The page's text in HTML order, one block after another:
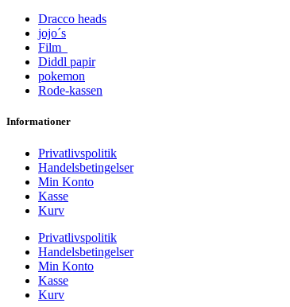
Dracco heads
jojo´s
Film
Diddl papir
pokemon
Rode-kassen
Informationer
Privatlivspolitik
Handelsbetingelser
Min Konto
Kasse
Kurv
Privatlivspolitik
Handelsbetingelser
Min Konto
Kasse
Kurv